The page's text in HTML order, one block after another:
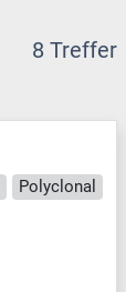
8 Treffer
Polyclonal